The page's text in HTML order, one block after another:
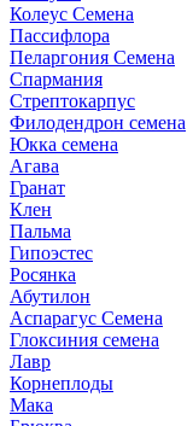
Колеус Семена
Пассифлора
Пеларгония Семена
Спармания
Стрептокарпус
Филодендрон семена
Юкка семена
Агава
Гранат
Клен
Пальма
Гипоэстес
Росянка
Абутилон
Аспарагус Семена
Глоксиния семена
Лавр
Корнеплоды
Мака